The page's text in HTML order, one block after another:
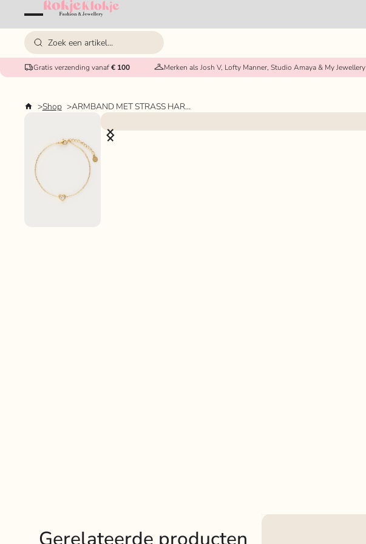
Gratis verzending vanaf€ 100 Merken als Josh V, Lofty Manner, Studio Amaya & My Jewellery
Shop ARMBAND MET STRASS HARTJE MY JEWELLERY
Gerelateerde producten